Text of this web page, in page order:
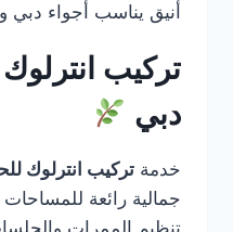
أنيق يناسب أجواء دبي
تركيب
دبي
خدمة تركيب انترلوك
جمالية رائعة